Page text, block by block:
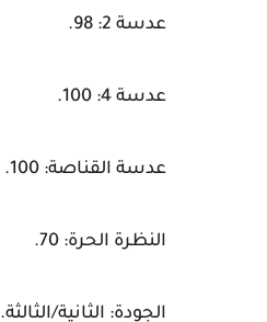
عدسة 2: 98.
عدسة 4: 100.
عدسة القناصة: 100.
النظرة الحرة: 70.
الجودة: الثانية/الثالثة.